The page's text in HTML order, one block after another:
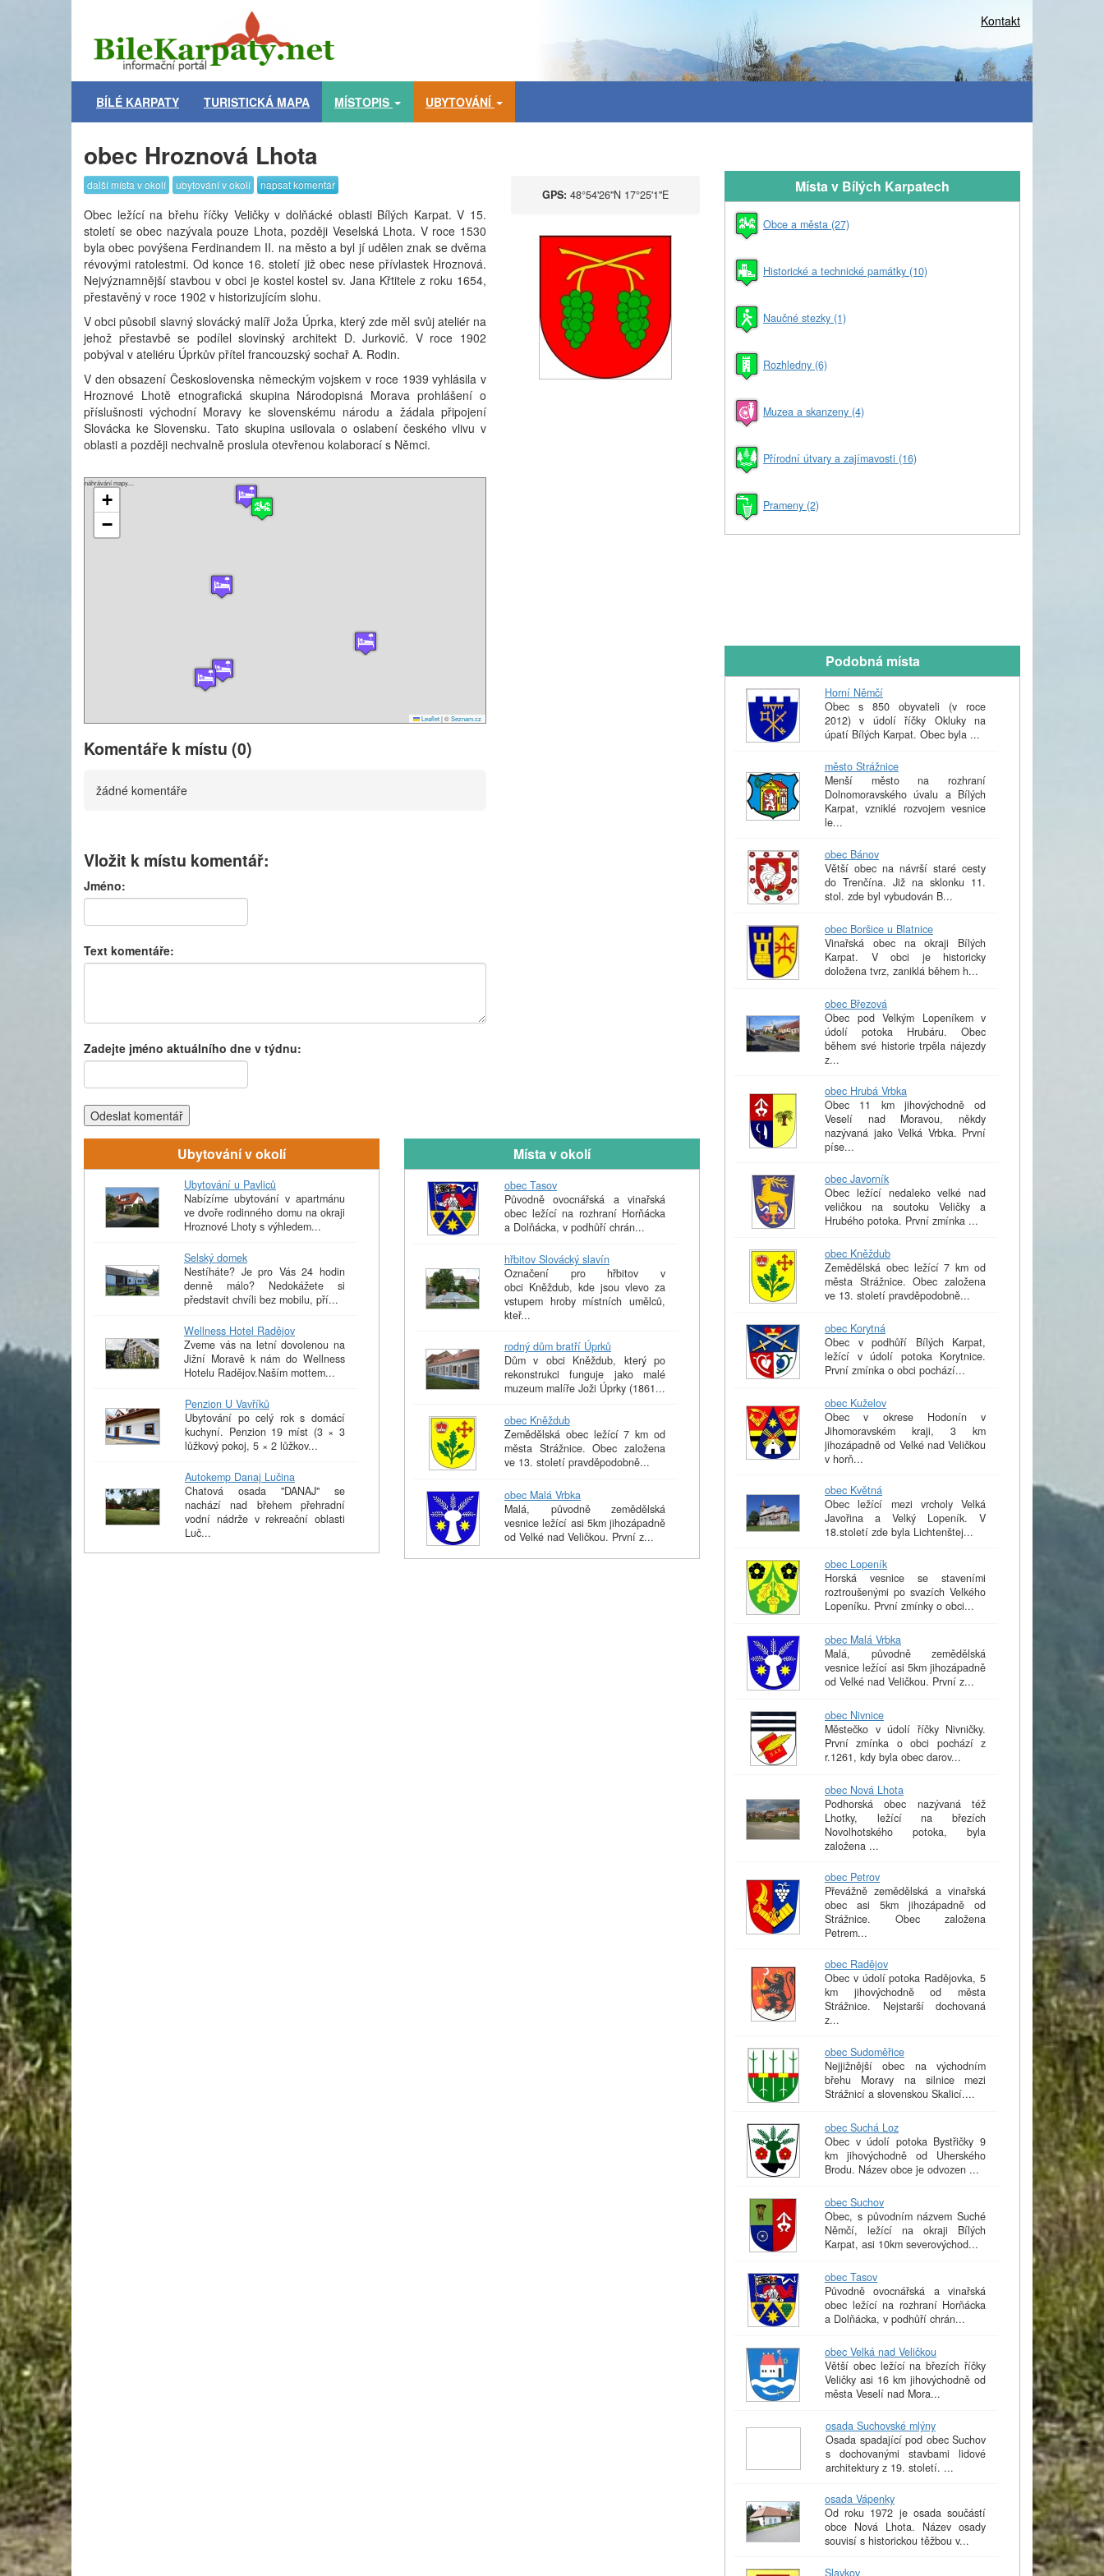
Kontakt
BÍLÉ KARPATY TURISTICKÁ MAPA MÍSTOPIS UBYTOVÁNÍ
obec Hroznová Lhota
další místa v okolí ubytování v okolí napsat komentář
Obec ležící na břehu říčky Veličky v dolňácké oblasti Bílých Karpat. V 15.
století se obec nazývala pouze Lhota, později Veselská Lhota. V roce 1530
byla obec povýšena Ferdinandem II. na město a byl jí udělen znak se dvěma
révovými ratolestmi. Od konce 16. století již obec nese přívlastek Hroznová.
Nejvýznamnější stavbou v obci je kostel kostel sv. Jana Křtitele z roku 1654,
přestavěný v roce 1902 v historizujícím slohu.
V obci působil slavný slovácký malíř Joža Úprka, který zde měl svůj ateliér na
jehož přestavbě se podílel slovinský architekt D. Jurkovič. V roce 1902
pobýval v ateliéru Úprkův přítel francouzský sochař A. Rodin.
V den obsazení Československa německým vojskem v roce 1939 vyhlásila v
Hroznové Lhotě etnografická skupina Národopisná Morava prohlášení o
příslušnosti východní Moravy ke slovenskému národu a žádala připojení
Slovácka ke Slovensku. Tato skupina usilovala o oslabení českého vlivu v
oblasti a později nechvalně proslula otevřenou kolaborací s Němci.
náhrávání mapy....
+
−
Leaflet|©Seznam.cz
Komentáře k místu (0)
žádné komentáře
Vložit k místu komentář:
Jméno:
Text komentáře:
Zadejte jméno aktuálního dne v týdnu:
Odeslat komentář
GPS: 48°54'26''N 17°25'1''E
Ubytování v okolí
Ubytování u Pavliců
Nabízíme ubytování v apartmánu
ve dvoře rodinného domu na okraji
Hroznové Lhoty s výhledem...
Selský domek
Nestíháte? Je pro Vás 24 hodin
denně málo? Nedokážete si
představit chvíli bez mobilu, pří...
Wellness Hotel Radějov
Zveme vás na letní dovolenou na
Jižní Moravě k nám do Wellness
Hotelu Radějov.Naším mottem...
Penzion U Vavříků
Ubytování po celý rok s domácí
kuchyní. Penzion 19 míst (3 × 3
lůžkový pokoj, 5 × 2 lůžkov...
Autokemp Danaj Lučina
Chatová osada "DANAJ" se
nachází nad břehem přehradní
vodní nádrže v rekreační oblasti
Luč...
Místa v okolí
obec Tasov
Původně ovocnářská a vinařská
obec ležící na rozhraní Horňácka
a Dolňácka, v podhůří chrán...
hřbitov Slovácký slavín
Označení pro hřbitov v
obci Kněždub, kde jsou vlevo za
vstupem hroby místních umělců,
kteř...
rodný dům bratří Úprků
Dům v obci Kněždub, který po
rekonstrukci funguje jako malé
muzeum malíře Joži Úprky (1861...
obec Kněždub
Zemědělská obec ležící 7 km od
města Strážnice. Obec založena
ve 13. století pravděpodobně...
obec Malá Vrbka
Malá, původně zemědělská
vesnice ležící asi 5km jihozápadně
od Velké nad Veličkou. První z...
Místa v Bílých Karpatech
Obce a města (27)
Historické a technické památky (10)
Naučné stezky (1)
Rozhledny (6)
Muzea a skanzeny (4)
Přírodní útvary a zajímavosti (16)
Prameny (2)
Podobná místa
Horní Němčí
Obec s 850 obyvateli (v roce
2012) v údolí říčky Okluky na
úpatí Bílých Karpat. Obec byla ...
město Strážnice
Menší město na rozhraní
Dolnomoravského úvalu a Bílých
Karpat, vzniklé rozvojem vesnice
le...
obec Bánov
Větší obec na návrší staré cesty
do Trenčína. Již na sklonku 11.
stol. zde byl vybudován B...
obec Boršice u Blatnice
Vinařská obec na okraji Bílých
Karpat. V obci je historicky
doložena tvrz, zaniklá během h...
obec Březová
Obec pod Velkým Lopeníkem v
údolí potoka Hrubáru. Obec
během své historie trpěla nájezdy
z...
obec Hrubá Vrbka
Obec 11 km jihovýchodně od
Veselí nad Moravou, někdy
nazývaná jako Velká Vrbka. První
píse...
obec Javorník
Obec ležící nedaleko velké nad
veličkou na soutoku Veličky a
Hrubého potoka. První zmínka ...
obec Kněždub
Zemědělská obec ležící 7 km od
města Strážnice. Obec založena
ve 13. století pravděpodobně...
obec Korytná
Obec v podhůří Bílých Karpat,
ležící v údolí potoka Korytnice.
První zmínka o obci pochází...
obec Kuželov
Obec v okrese Hodonín v
Jihomoravském kraji, 3 km
jihozápadně od Velké nad Veličkou
v horň...
obec Květná
Obec ležící mezi vrcholy Velká
Javořina a Velký Lopeník. V
18.století zde byla Lichtenštej...
obec Lopeník
Horská vesnice se staveními
roztroušenými po svazích Velkého
Lopeníku. První zmínky o obci...
obec Malá Vrbka
Malá, původně zemědělská
vesnice ležící asi 5km jihozápadně
od Velké nad Veličkou. První z...
obec Nivnice
Městečko v údolí říčky Nivničky.
První zmínka o obci pochází z
r.1261, kdy byla obec darov...
obec Nová Lhota
Podhorská obec nazývaná též
Lhotky, ležící na březích
Novolhotského potoka, byla
založena ...
obec Petrov
Převážně zemědělská a vinařská
obec asi 5km jihozápadně od
Strážnice. Obec založena
Petrem...
obec Radějov
Obec v údolí potoka Radějovka, 5
km jihovýchodně od města
Strážnice. Nejstarší dochovaná
z...
obec Sudoměřice
Nejjižnější obec na východním
břehu Moravy na silnice mezi
Strážnicí a slovenskou Skalicí....
obec Suchá Loz
Obec v údolí potoka Bystřičky 9
km jihovýchodně od Uherského
Brodu. Název obce je odvozen ...
obec Suchov
Obec, s původním názvem Suché
Němčí, ležící na okraji Bílých
Karpat, asi 10km severovýchod...
obec Tasov
Původně ovocnářská a vinařská
obec ležící na rozhraní Horňácka
a Dolňácka, v podhůří chrán...
obec Velká nad Veličkou
Větší obec ležící na březích říčky
Veličky asi 16 km jihovýchodně od
města Veselí nad Mora...
osada Suchovské mlýny
Osada spadající pod obec Suchov
s dochovanými stavbami lidové
architektury z 19. století. ...
osada Vápenky
Od roku 1972 je osada součástí
obce Nová Lhota. Název osady
souvisí s historickou těžbou v...
Slavkov